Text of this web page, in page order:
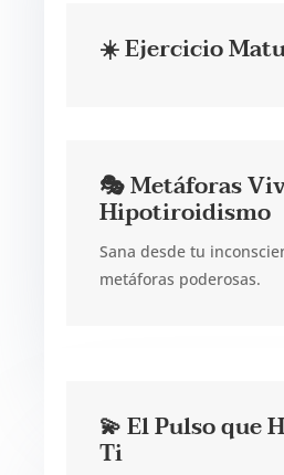
☀️ Ejercicio
🎭 Metáforas
Hipotiroidismo
Sana desde tu
metáforas poderosas.
💫 El Pulso que
Ti